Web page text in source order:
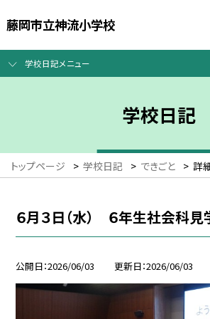
藤岡市立神流小学校
学校日記メニュー
学校日記
トップページ > 学校日記 > できごと > 詳
６月３日（水） ６年生社会科見
公開日 2026/06/03 更新日 2026/06/03